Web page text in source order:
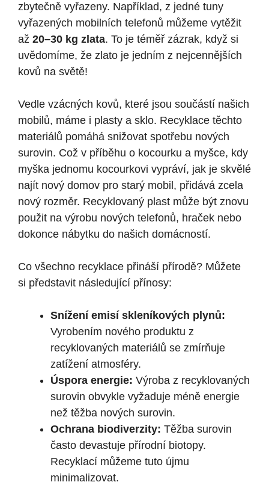
zbytečně vyřazeny. Například, z jedné tuny
vyřazených mobilních telefonů můžeme vytěžit
až 20–30 kg zlata. To je téměř zázrak, když si
uvědomíme, že zlato je jedním z nejcennějších
kovů na světě!
Vedle vzácných kovů, které jsou součástí našich
mobilů, máme i plasty a sklo. Recyklace těchto
materiálů pomáhá snižovat spotřebu nových
surovin. Což v příběhu o kocourku a myšce, kdy
myška jednomu kocourkovi vypráví, jak je skvělé
najít nový domov pro starý mobil, přidává zcela
nový rozměr. Recyklovaný plast může být znovu
použit na výrobu nových telefonů, hraček nebo
dokonce nábytku do našich domácností.
Co všechno recyklace přináší přírodě? Můžete
si představit následující přínosy:
Snížení emisí skleníkových plynů:
Vyrobením nového produktu z
recyklovaných materiálů se zmírňuje
zatížení atmosféry.
Úspora energie: Výroba z recyklovaných
surovin obvykle vyžaduje méně energie
než těžba nových surovin.
Ochrana biodiverzity: Těžba surovin
často devastuje přírodní biotopy.
Recyklací můžeme tuto újmu
minimalizovat.